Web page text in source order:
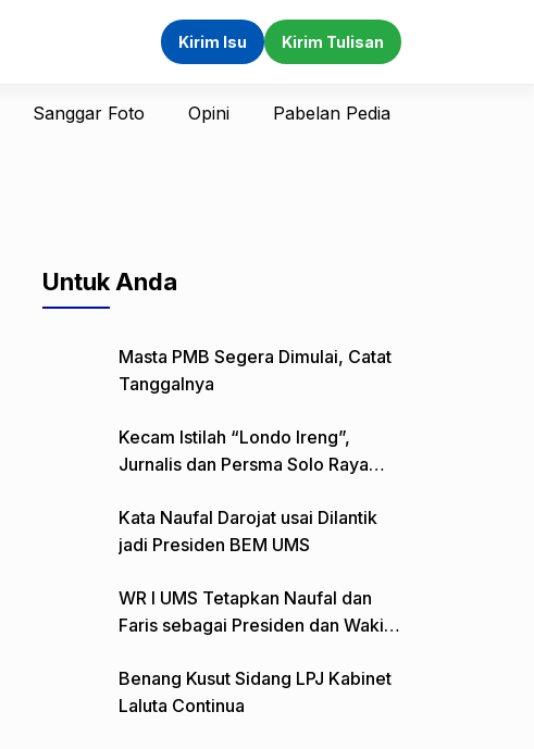
Kirim Isu Kirim Tulisan
Sanggar Foto Opini Pabelan Pedia
Untuk Anda
Masta PMB Segera Dimulai, Catat
Tanggalnya
Kecam Istilah “Londo Ireng”,
Jurnalis dan Persma Solo Raya
Kata Naufal Darojat usai Dilantik
jadi Presiden BEM UMS
WR I UMS Tetapkan Naufal dan
Faris sebagai Presiden dan Wakil
Benang Kusut Sidang LPJ Kabinet
Laluta Continua